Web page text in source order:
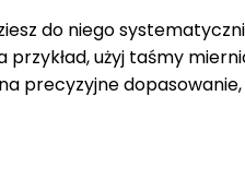
do niego
użyj taśmy
precyzyjne